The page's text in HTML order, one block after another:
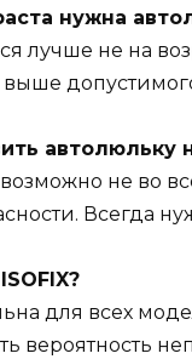
нужна
лучше не на
выше
автолюльку
не во
Всегда
для всех
вероятность